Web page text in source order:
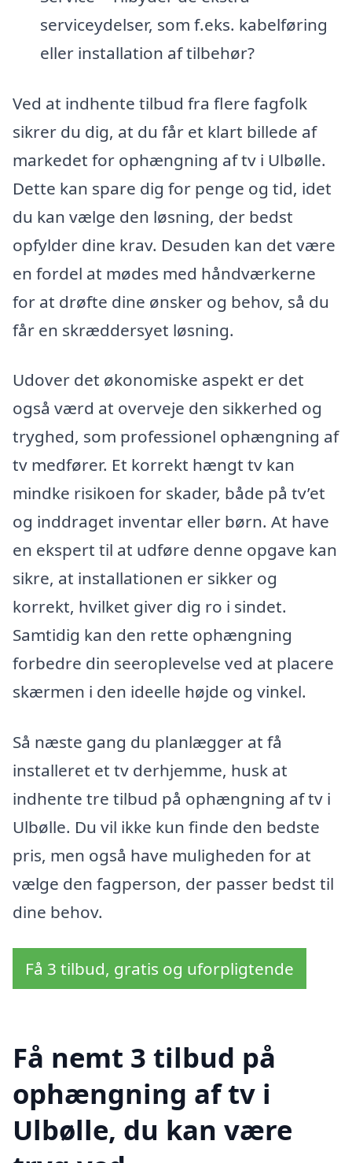
serviceydelser, som f.eks. kabelføring
eller installation af tilbehør?
Ved at indhente tilbud fra flere fagfolk
sikrer du dig, at du får et klart billede af
markedet for ophængning af tv i Ulbølle.
Dette kan spare dig for penge og tid, idet
du kan vælge den løsning, der bedst
opfylder dine krav. Desuden kan det være
en fordel at mødes med håndværkerne
for at drøfte dine ønsker og behov, så du
får en skræddersyet løsning.
Udover det økonomiske aspekt er det
også værd at overveje den sikkerhed og
tryghed, som professionel ophængning af
tv medfører. Et korrekt hængt tv kan
mindke risikoen for skader, både på tv’et
og inddraget inventar eller børn. At have
en ekspert til at udføre denne opgave kan
sikre, at installationen er sikker og
korrekt, hvilket giver dig ro i sindet.
Samtidig kan den rette ophængning
forbedre din seeroplevelse ved at placere
skærmen i den ideelle højde og vinkel.
Så næste gang du planlægger at få
installeret et tv derhjemme, husk at
indhente tre tilbud på ophængning af tv i
Ulbølle. Du vil ikke kun finde den bedste
pris, men også have muligheden for at
vælge den fagperson, der passer bedst til
dine behov.
Få 3 tilbud, gratis og uforpligtende
Få nemt 3 tilbud på
ophængning af tv i
Ulbølle, du kan være